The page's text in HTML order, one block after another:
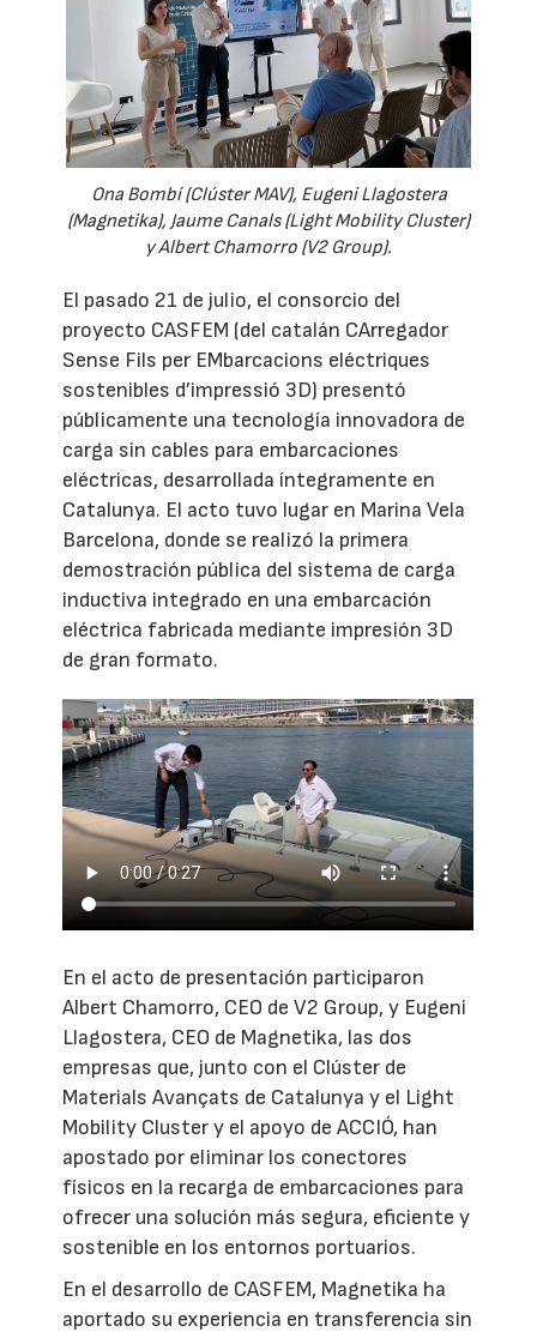
Ona Bombí (Clúster MAV), Eugeni Llagostera
(Magnetika), Jaume Canals (Light Mobility Cluster)
y Albert Chamorro (V2 Group).
El pasado 21 de julio, el consorcio del
proyecto CASFEM (del catalán CArregador
Sense Fils per EMbarcacions eléctriques
sostenibles d’impressió 3D) presentó
públicamente una tecnología innovadora de
carga sin cables para embarcaciones
eléctricas, desarrollada íntegramente en
Catalunya. El acto tuvo lugar en Marina Vela
Barcelona, donde se realizó la primera
demostración pública del sistema de carga
inductiva integrado en una embarcación
eléctrica fabricada mediante impresión 3D
de gran formato.
En el acto de presentación participaron
Albert Chamorro, CEO de V2 Group, y Eugeni
Llagostera, CEO de Magnetika, las dos
empresas que, junto con el Clúster de
Materials Avançats de Catalunya y el Light
Mobility Cluster y el apoyo de ACCIÓ, han
apostado por eliminar los conectores
físicos en la recarga de embarcaciones para
ofrecer una solución más segura, eficiente y
sostenible en los entornos portuarios.
En el desarrollo de CASFEM, Magnetika ha
aportado su experiencia en transferencia sin